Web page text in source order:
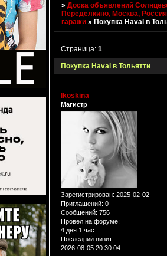
»Доска объявлений
Переделкино, Москва, Россия
гаражи »Покупка Haval в
Покупка Haval в Тольятти
Страница:1
lkoskina
Магистр
Зарегистрирован: 2025-02-02
Приглашений: 0
Сообщений: 756
Провел на форуме:
4 дня 1 час
Последний визит:
2026-08-05 20:30:04